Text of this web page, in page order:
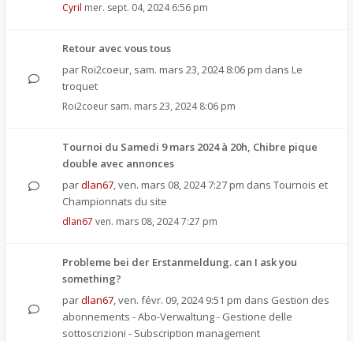
Cyril mer. sept. 04, 2024 6:56 pm
Retour avec vous tous
par Roi2coeur, sam. mars 23, 2024 8:06 pm dans Le
troquet
Roi2coeur sam. mars 23, 2024 8:06 pm
Tournoi du Samedi 9 mars 2024 à 20h, Chibre pique
double avec annonces
pardlan67,ven. mars 08, 2024 7:27 pm dans Tournois et
Championnats du site
dlan67 ven. mars 08, 2024 7:27 pm
Probleme bei der Erstanmeldung. can I ask you
something?
pardlan67,ven. févr. 09, 2024 9:51 pm dans Gestion des
abonnements - Abo-Verwaltung - Gestione delle
sottoscrizioni - Subscription management